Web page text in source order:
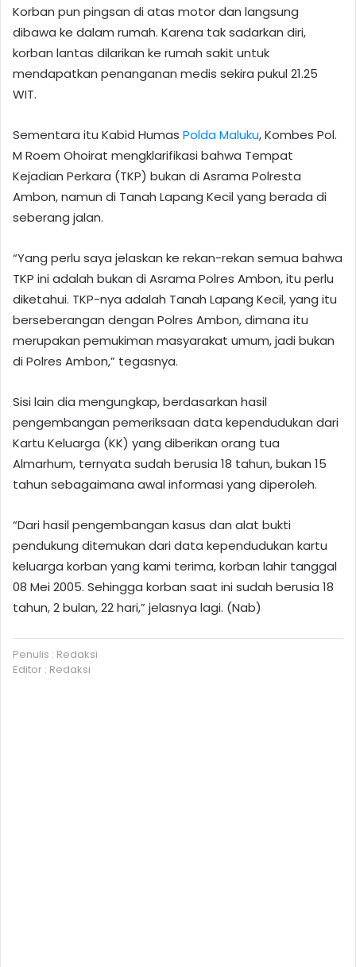
Korban pun pingsan di atas motor dan langsung
dibawa ke dalam rumah. Karena tak sadarkan diri,
korban lantas dilarikan ke rumah sakit untuk
mendapatkan penanganan medis sekira pukul 21.25
WIT.
Sementara itu Kabid Humas Polda Maluku, Kombes Pol.
M Roem Ohoirat mengklarifikasi bahwa Tempat
Kejadian Perkara (TKP) bukan di Asrama Polresta
Ambon, namun di Tanah Lapang Kecil yang berada di
seberang jalan.
“Yang perlu saya jelaskan ke rekan-rekan semua bahwa
TKP ini adalah bukan di Asrama Polres Ambon, itu perlu
diketahui. TKP-nya adalah Tanah Lapang Kecil, yang itu
berseberangan dengan Polres Ambon, dimana itu
merupakan pemukiman masyarakat umum, jadi bukan
di Polres Ambon,” tegasnya.
Sisi lain dia mengungkap, berdasarkan hasil
pengembangan pemeriksaan data kependudukan dari
Kartu Keluarga (KK) yang diberikan orang tua
Almarhum, ternyata sudah berusia 18 tahun, bukan 15
tahun sebagaimana awal informasi yang diperoleh.
“Dari hasil pengembangan kasus dan alat bukti
pendukung ditemukan dari data kependudukan kartu
keluarga korban yang kami terima, korban lahir tanggal
08 Mei 2005. Sehingga korban saat ini sudah berusia 18
tahun, 2 bulan, 22 hari,” jelasnya lagi. (Nab)
Penulis : Redaksi
Editor : Redaksi